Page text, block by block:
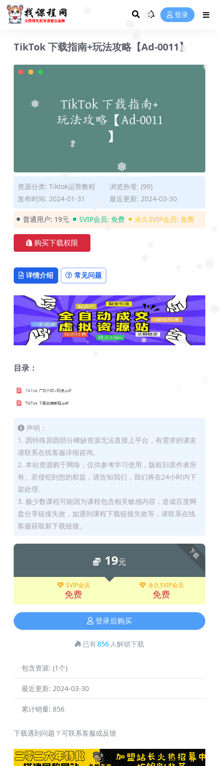
❅
❅
❅
❅
❅
❅
❅
❅
❅
❅
❅
❅
❅
登录
TikTok 下载指南+玩法攻略【Ad-0011】
资源分类: Tiktok运营教程
浏览热度: (99)
发布时间: 2024-01-31
最近更新: 2024-03-30
普通用户: 19元 SVIP会员: 免费 永久SVIP会员: 免费
购买下载权限
详情介绍 常见问题
目录：
声明：
1. 因特殊原因部分稀缺资源无法直接上平台，有需求的课友
请联系在线客服详细咨询。
2. 本站资源购于网络，仅供参考学习使用，版权归原作者所
有。若侵犯到您的权益，请告知我们，我们将在24小时内下
架处理。
3. 极少数课程可能因为课程包含相关敏感内容，造成百度网
盘分享链接失效，如遇到课程下载链接失效等，请联系在线
客服获取新下载链接。
下载
19元
SVIP会员
免费
永久SVIP会员
免费
登录后购买
已有856 人解锁下载
包含资源: (1个)
最近更新: 2024-03-30
累计销量: 856
下载遇到问题？可联系客服或反馈